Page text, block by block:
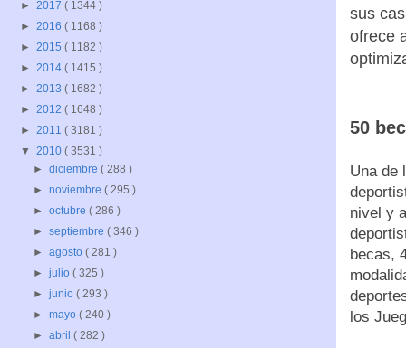
sus
ofrece
50
Una de
nivel y
becas,
los
► 2017 ( 1344 )
► 2016 ( 1168 )
► 2015 ( 1182 )
► 2014 ( 1415 )
► 2013 ( 1682 )
► 2012 ( 1648 )
► 2011 ( 3181 )
▼ 2010 ( 3531 )
►diciembre( 288 )
►noviembre( 295 )
►octubre( 286 )
►septiembre( 346 )
►agosto( 281 )
►julio( 325 )
►junio( 293 )
►mayo( 240 )
►abril( 282 )